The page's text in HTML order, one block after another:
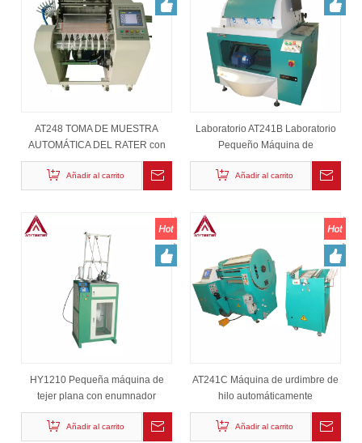
AT248 TOMA DE MUESTRA
AUTOMÁTICA DEL RATER con
pantalla táctil
Añadir al carrito
Laboratorio AT241B Laboratorio
Pequeño Máquina de
deformación de muestra Price de
fábrica
Añadir al carrito
HY1210 Pequeña máquina de
tejer plana con enumnador
Añadir al carrito
AT241C Máquina de urdimbre de
hilo automáticamente
Añadir al carrito